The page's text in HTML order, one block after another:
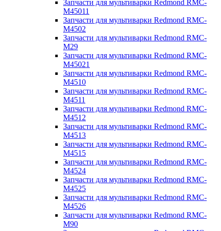
Запчасти для мультиварки Redmond RMC-
M45011
Запчасти для мультиварки Redmond RMC-
M4502
Запчасти для мультиварки Redmond RMC-
M29
Запчасти для мультиварки Redmond RMC-
M45021
Запчасти для мультиварки Redmond RMC-
M4510
Запчасти для мультиварки Redmond RMC-
M4511
Запчасти для мультиварки Redmond RMC-
M4512
Запчасти для мультиварки Redmond RMC-
M4513
Запчасти для мультиварки Redmond RMC-
M4515
Запчасти для мультиварки Redmond RMC-
M4524
Запчасти для мультиварки Redmond RMC-
M4525
Запчасти для мультиварки Redmond RMC-
M4526
Запчасти для мультиварки Redmond RMC-
M90